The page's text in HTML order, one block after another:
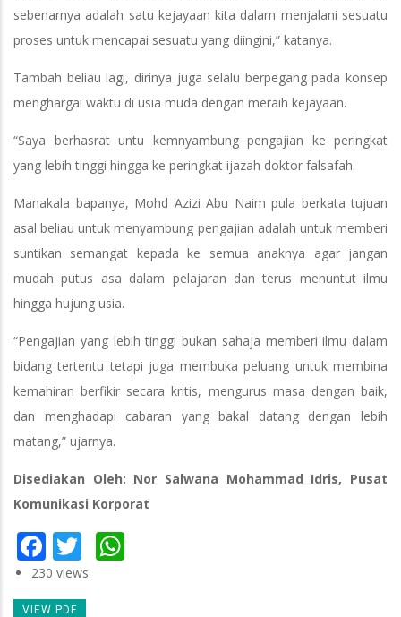
sebenarnya adalah satu kejayaan kita dalam menjalani sesuatu
proses untuk mencapai sesuatu yang diingini,” katanya.
Tambah beliau lagi, dirinya juga selalu berpegang pada konsep
menghargai waktu di usia muda dengan meraih kejayaan.
“Saya berhasrat untu kemnyambung pengajian ke peringkat
yang lebih tinggi hingga ke peringkat ijazah doktor falsafah.
Manakala bapanya, Mohd Azizi Abu Naim pula berkata tujuan
asal beliau untuk menyambung pengajian adalah untuk memberi
suntikan semangat kepada ke semua anaknya agar jangan
mudah putus asa dalam pelajaran dan terus menuntut ilmu
hingga hujung usia.
“Pengajian yang lebih tinggi bukan sahaja memberi ilmu dalam
bidang tertentu tetapi juga membuka peluang untuk membina
kemahiran berfikir secara kritis, mengurus masa dengan baik,
dan menghadapi cabaran yang bakal datang dengan lebih
matang,” ujarnya.
Disediakan Oleh: Nor Salwana Mohammad Idris, Pusat
Komunikasi Korporat
Facebook
Twitter
230 views
VIEW PDF